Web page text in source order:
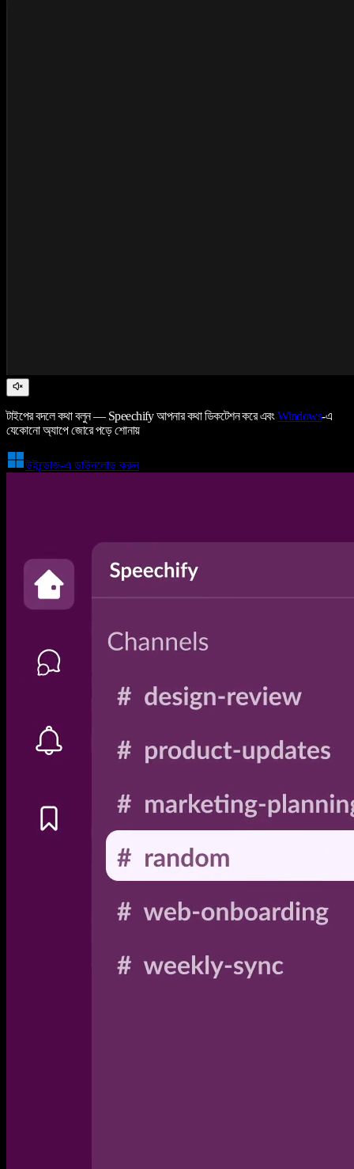
টাইপের বদলে কথা বলুন — Speechify আপনার কথা ডিকটেশন করে এবংWindows-এ
যেকোনো অ্যাপে জোরে পড়ে শোনায়
উইন্ডোজ-এ ডাউনলোড করুন